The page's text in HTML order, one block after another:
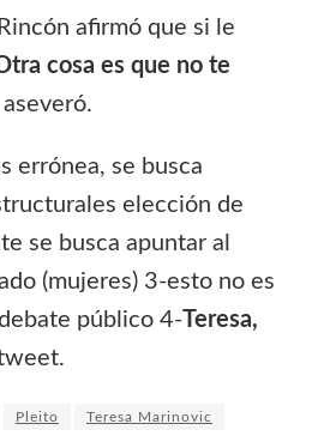
afirmó que si le
cosa es que no te
aseveró.
errónea, se busca
elección de
se busca apuntar al
(mujeres) 3-esto no es
público 4-Teresa,
Pleito Teresa Marinovic